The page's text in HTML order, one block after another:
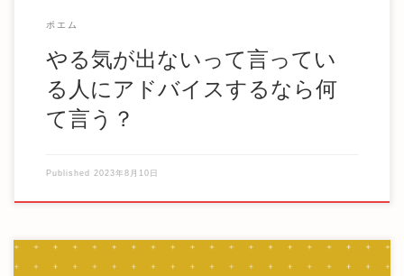
ポエム
やる気が出ないって言ってい
る人にアドバイスするなら何
て言う？
Published 2023年8月10日